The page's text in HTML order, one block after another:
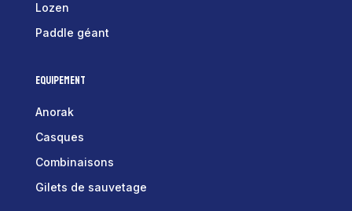
Lozen
Paddle géant
Equipement
Anorak
Casques
Combinaisons
Gilets de sauvetage